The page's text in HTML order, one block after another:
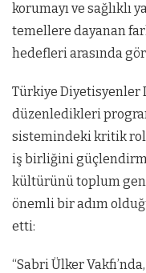
korumayı ve sağlıklı
temellere dayanan
hedefleri arasında
Türkiye Diyetisyenler
düzenledikleri
sistemindeki kritik
iş birliğini
kültürünü toplum
önemli bir adım
etti:
“Sabri Ülker